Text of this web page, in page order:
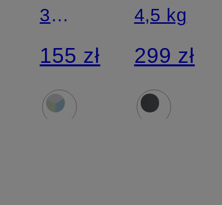
3
opasek
fitness
155 zł
4,5 kg
299 zł